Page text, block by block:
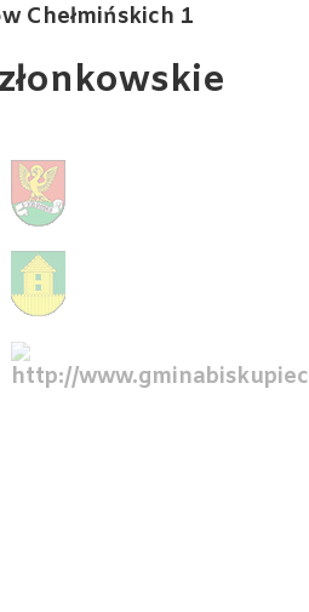
Chełmińskich 1